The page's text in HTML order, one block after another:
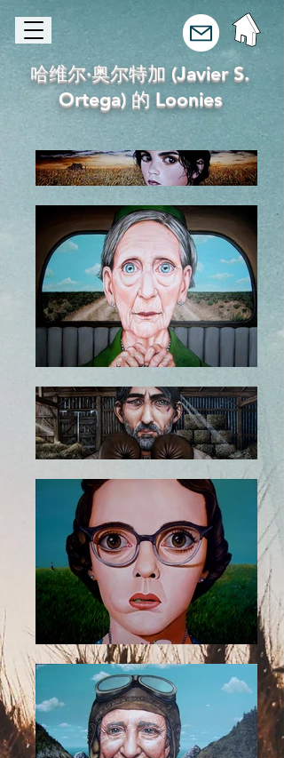
哈维尔·奥尔特加 (Javier S.
Ortega) 的 Loonies